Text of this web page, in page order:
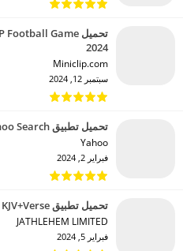
2024
Miniclip.com‏
سبتمبر 12, 2024
تحميل تطبيق Yahoo Search مهكر للاندرويد 2024
Yahoo‏
فبراير 2, 2024
تحميل تطبيق Holy Bible – KJV+Verse مهكر للاندرويد 2024
JATHLEHEM LIMITED‏
فبراير 5, 2024